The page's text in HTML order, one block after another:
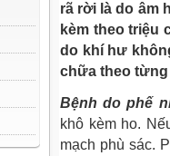
rã rời là do âm
kèm theo triệu
do khí hư
chữa theo từng
Bệnh do phế
khô kèm ho.
mạch phù sác.